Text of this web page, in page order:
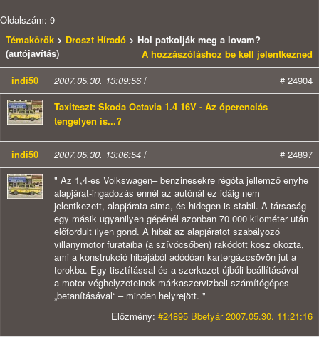
Oldalszám: 9
Témakörök > Droszt Híradó > Hol patkolják meg a lovam?
(autójavítás)
A hozzászóláshoz be kell jelentkezned
indi50
2007.05.30. 13:09:56/
# 24904
Taxiteszt: Skoda Octavia 1.4 16V - Az óperenciás
tengelyen is...?
indi50 2007.05.30. 13:06:54 /
# 24897
" Az 1,4-es Volkswagen– benzinesekre régóta jellemző enyhe
alapjárat-ingadozás ennél az autónál ez idáig nem
jelentkezett, alapjárata sima, és hidegen is stabil. A társaság
egy másik ugyanilyen gépénél azonban 70 000 kilométer után
előfordult ilyen gond. A hibát az alapjáratot szabályozó
villanymotor furataiba (a szívócsőben) rakódott kosz okozta,
ami a konstrukció hibájából adódóan kartergázcsövön jut a
torokba. Egy tisztítással és a szerkezet újbóli beállításával –
a motor véghelyzeteinek márkaszervizbeli számítógépes
„betanításával“ – minden helyrejött. "
Előzmény: #24895 Bbetyár 2007.05.30. 11:21:16